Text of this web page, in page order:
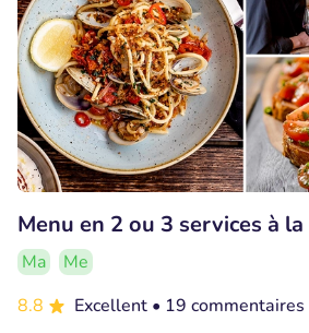
Menu en 2 ou 3 services à
Ma
Me
8.8
Excellent • 19 commentaires